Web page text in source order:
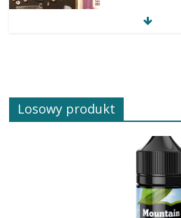
Losowy produkt